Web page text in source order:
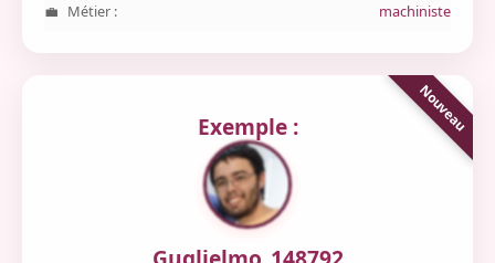
Métier : machiniste
Exemple :